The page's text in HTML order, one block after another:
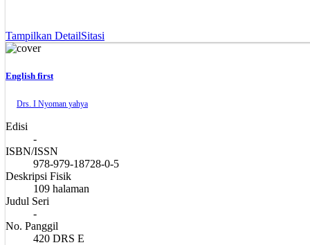
Tampilkan DetailSitasi
English first
Drs. I Nyoman yahya
Edisi
-
ISBN/ISSN
978-979-18728-0-5
Deskripsi Fisik
109 halaman
Judul Seri
-
No. Panggil
420 DRS E